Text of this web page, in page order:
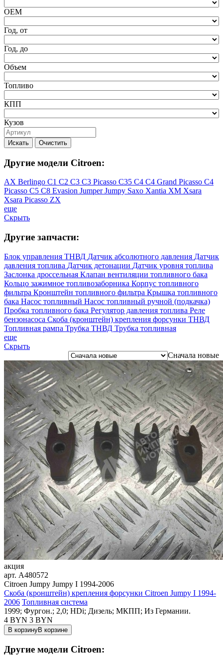
ОЕМ
Год, от
Год, до
Объем
Топливо
КПП
Кузов
Искать Очистить
Другие модели Citroen:
AX Berlingo C1 C2 C3 C3 Picasso C35 C4 C4 Grand Picasso C4
Picasso C5 C8 Evasion JumperJumpy Saxo Xantia XM Xsara
Xsara Picasso ZX
еще
Скрыть
Другие запчасти:
Блок управления ТНВД Датчик абсолютного давления Датчик
давления топлива Датчик детонации Датчик уровня топлива
Заслонка дроссельная Клапан вентиляции топливного бака
Кольцо зажимное топливозаборника Корпус топливного
фильтра Кронштейн топливного фильтра Крышка топливного
бака Насос топливный Насос топливный ручной (подкачка)
Пробка топливного бака Регулятор давления топлива Реле
бензонасоса Скоба (кронштейн) крепления форсунки ТНВД
Топливная рампа Трубка ТНВД Трубка топливная
еще
Скрыть
Сначала новые
акция
арт. A480572
Citroen Jumpy Jumpy I 1994-2006
Скоба (кронштейн) крепления форсунки Citroen Jumpy I 1994-
2006 Топливная система
1999; Фургон.; 2,0; HDi; Дизель; МКПП; Из Германии.
4 BYN 3 BYN
В корзинуВ корзине
Другие модели Citroen: